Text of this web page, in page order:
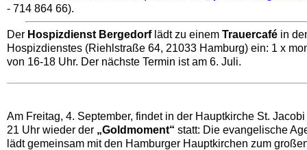
- 714 864 66).
Der Hospizdienst Bergedorflädt zu einem Trauercafé in
Hospizdienstes (Riehlstraße 64, 21033 Hamburg) ein: 1 x
von 16-18 Uhr. Der nächste Termin ist am 6. Juli.
Am Freitag, 4. September, findet in der Hauptkirche St.
21 Uhr wieder der „Goldmoment“ statt: Die evangelische
lädt gemeinsam mit den Hamburger Hauptkirchen zum